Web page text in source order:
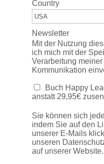
Country
Newsletter
Mit der Nutzung
ich mich mit der
Verarbeitung
Kommunikation
Buch Happy
anstatt 29,95€
Sie können sich
indem Sie auf den
unserer E-Mails
unseren
auf unserer Website.